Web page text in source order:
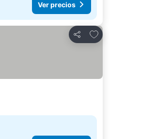
Ver precios
Compartir
Agregar a favoritos